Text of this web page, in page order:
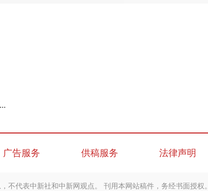
广告服务 供稿服务 法律声明
不代表中新社和中新网观点。 刊用本网站稿件，务经书面授权。